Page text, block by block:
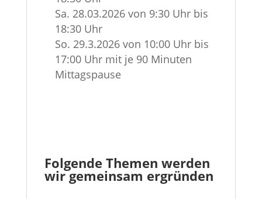
Sa. 28.03.2026 von 9:30 Uhr bis
18:30 Uhr
So. 29.3.2026 von 10:00 Uhr bis
17:00 Uhr mit je 90 Minuten
Mittagspause
Folgende Themen werden
wir gemeinsam ergründen